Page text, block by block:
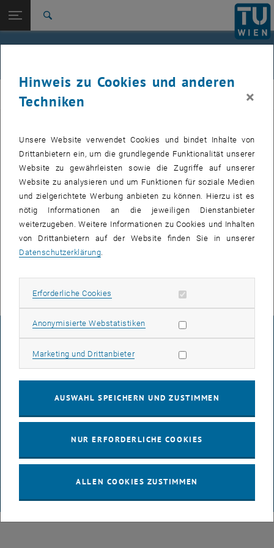
TU Login
Studium
International
Zur 1. Menü Ebene
femTUme
Zurück: Subseiten von femTUme auflisten
Zurück zur letzten Ebene:
femTUme
Jour fixe
femTUme
VERANSTALTUNGEN VOM 17. JULI 2026
Stammtisch 04.08.
04
AUG. 26
04 August 2026 bis
–
ANDERE tba, 1060 Wien
© TU Wien# 65814
IMPRESSUM
BARRIEREFREIHEITSERKLÄRUNG
DATENSCHUTZERKLÄRUNG (PDF)
COOKIEEINSTELLUNGEN
Hinweis zu Cookies und anderen
Techniken
×
Unsere Website verwendet Cookies und bindet Inhalte von
Drittanbietern ein, um die grundlegende Funktionalität unserer
Website zu gewährleisten sowie die Zugriffe auf unserer
Website zu analysieren und um Funktionen für soziale Medien
und zielgerichtete Werbung anbieten zu können. Hierzu ist es
nötig Informationen an die jeweiligen Dienstanbieter
weiterzugeben. Weitere Informationen zu Cookies und Inhalten
von Drittanbietern auf der Website finden Sie in unserer
Datenschutzerklärung.
Erforderliche Cookies Erforderliche Cookies zulassen
Anonymisierte WebstatistikenStatistik Cookies zulassen
Marketing und DrittanbieterMarketing Cookies zulassen
AUSWAHL SPEICHERN UND ZUSTIMMEN
NUR ERFORDERLICHE COOKIES
ALLEN COOKIES ZUSTIMMEN